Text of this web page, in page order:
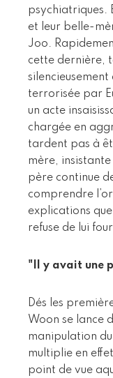
psychiatriques.
et leur belle-
Joo.
cette dernière,
terrorisée par
un acte
chargée en
tardent pas à
mère,
père continue
comprendre
explications
refuse de lui
"Il y avait une
Dés les
Woon se lance
manipulation
multiplie en
point de vue